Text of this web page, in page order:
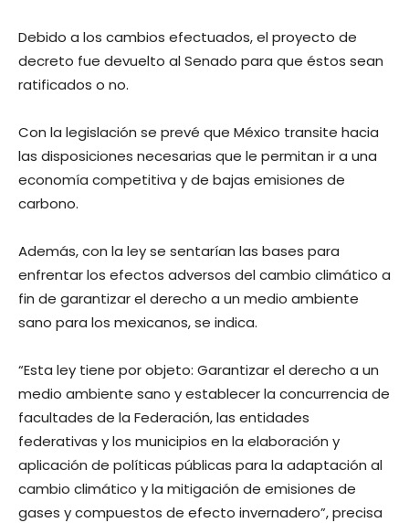
Debido a los cambios efectuados, el proyecto de
decreto fue devuelto al Senado para que éstos sean
ratificados o no.
Con la legislación se prevé que México transite hacia
las disposiciones necesarias que le permitan ir a una
economía competitiva y de bajas emisiones de
carbono.
Además, con la ley se sentarían las bases para
enfrentar los efectos adversos del cambio climático a
fin de garantizar el derecho a un medio ambiente
sano para los mexicanos, se indica.
“Esta ley tiene por objeto: Garantizar el derecho a un
medio ambiente sano y establecer la concurrencia de
facultades de la Federación, las entidades
federativas y los municipios en la elaboración y
aplicación de políticas públicas para la adaptación al
cambio climático y la mitigación de emisiones de
gases y compuestos de efecto invernadero”, precisa